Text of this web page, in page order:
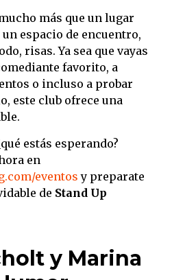
más que un lugar
espacio de encuentro,
risas. Ya sea que vayas
favorito, a
o incluso a probar
este club ofrece una
estás esperando?
en
eventos y preparate
de Stand Up
y Marina